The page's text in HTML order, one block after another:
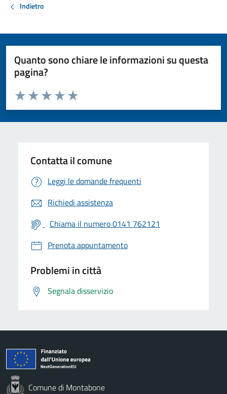
Indietro
Quanto sono chiare le informazioni su questa
pagina?
Valuta da 1 a 5 stelle la pagina
Valuta 5 stelle su 5
Valuta 4 stelle su 5
Valuta 3 stelle su 5
Valuta 2 stelle su 5
Valuta 1 stelle su 5
Contatta il comune
Leggi le domande frequenti
Richiedi assistenza
Chiama il numero 0141 762121
Prenota appuntamento
Problemi in città
Segnala disservizio
Comune di Montabone